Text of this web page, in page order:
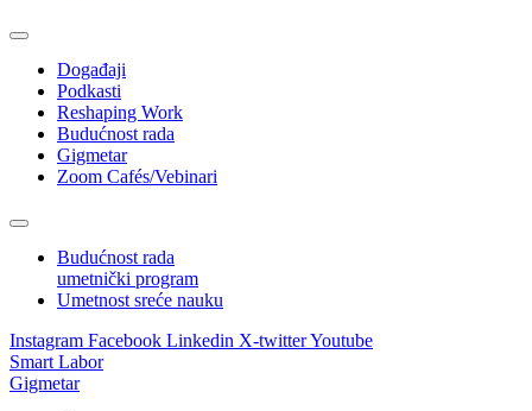
Događaji
Podkasti
Reshaping Work
Budućnost rada
Gigmetar
Zoom Cafés/Vebinari
Budućnost rada
umetnički program
Umetnost sreće nauku
Instagram Facebook Linkedin X-twitterYoutube
Smart Labor
Gigmetar